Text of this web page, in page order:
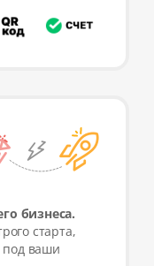
бизнеса.
старта,
под ваши